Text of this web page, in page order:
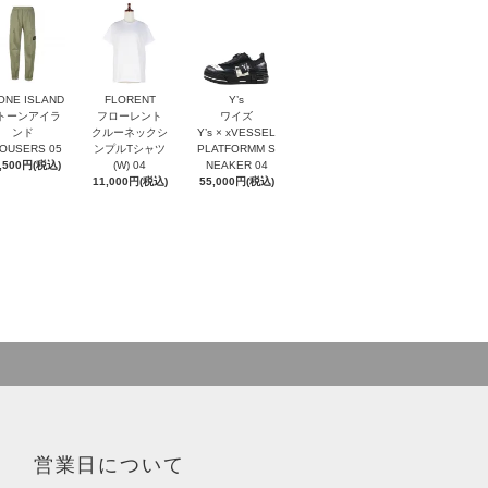
ISLAND
ーンアイラ
ンド
05
円(税込)
FLORENT
フローレント
クルーネックシ
ンプルTシャツ
(W) 04
11,000円(税込)
Y’s
ワイズ
Y’s × xVESSEL
PLATFORMM S
NEAKER 04
55,000円(税込)
営業日について